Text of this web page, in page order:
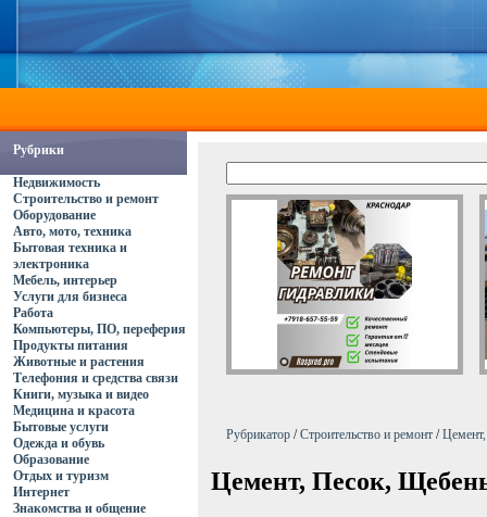
Рубрики
Недвижимость
Строительство и ремонт
Оборудование
Авто, мото, техника
Бытовая техника и
электроника
Мебель, интерьер
Услуги для бизнеса
Работа
Компьютеры, ПО, переферия
Продукты питания
Животные и растения
Телефония и средства связи
Книги, музыка и видео
Медицина и красота
Бытовые услуги
Одежда и обувь
Образование
Отдых и туризм
Интернет
Знакомства и общение
Рубрикатор /Строительство и ремонт /
Цемент, Песок,